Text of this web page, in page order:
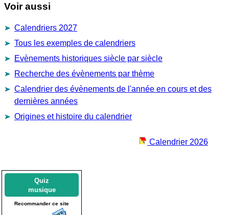
Voir aussi
Calendriers 2027
Tous les exemples de calendriers
Evènements historiques siècle par siècle
Recherche des évènements par thème
Calendrier des évènements de l'année en cours et des
dernières années
Origines et histoire du calendrier
Calendrier 2026
Quiz
musique
Recommander ce site